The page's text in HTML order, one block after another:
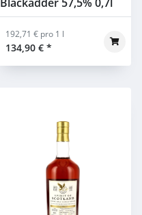
134,90 € *
192,71 € pro 1 l